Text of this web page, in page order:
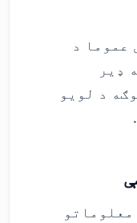
عموما د
ډیر
د لویو
معلوماتو